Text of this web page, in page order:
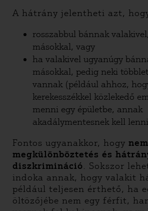
A hátrány jelentheti azt,
rosszabbul bánnak
másokkal, vagy
ha valakivel ugyanúgy
másokkal, pedig neki
vannak (például ahhoz,
kerekesszékkel közlekedő
menni egy épületbe, annak
akadálymentesnek kell
Fontos ugyanakkor, hogy
megkülönböztetés és
diszkrimináció. Sokszor
indoka annak, hogy valakit
például teljesen érthető, ha
öltözőjébe nem egy férfit,